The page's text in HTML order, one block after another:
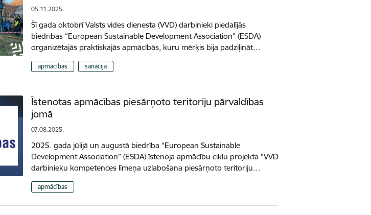
05.11.2025.
Šī gada oktobrī Valsts vides dienesta (VVD) darbinieki piedalījās
biedrības “European Sustainable Development Association” (ESDA)
organizētajās praktiskajās apmācībās, kuru mērķis bija padziļināt…
apmācības sanācija
Īstenotas apmācības piesārņoto teritoriju pārvaldības
jomā
07.08.2025.
2025. gada jūlijā un augustā biedrība “European Sustainable
Development Association” (ESDA) īstenoja apmācību ciklu projekta “VVD
darbinieku kompetences līmeņa uzlabošana piesārņoto teritoriju…
apmācības